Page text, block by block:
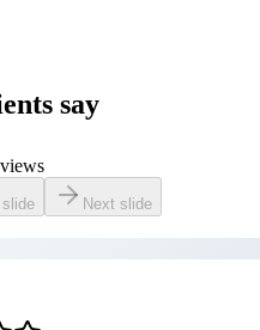
say
Next slide